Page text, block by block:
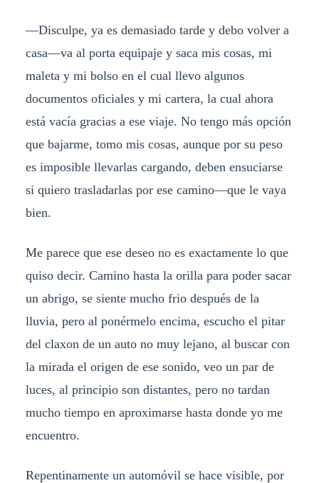
—Disculpe, ya es demasiado tarde y debo volver a
casa—va al porta equipaje y saca mis cosas, mi
maleta y mi bolso en el cual llevo algunos
documentos oficiales y mi cartera, la cual ahora
está vacía gracias a ese viaje. No tengo más opción
que bajarme, tomo mis cosas, aunque por su peso
es imposible llevarlas cargando, deben ensuciarse
si quiero trasladarlas por ese camino—que le vaya
bien.
Me parece que ese deseo no es exactamente lo que
quiso decir. Camino hasta la orilla para poder sacar
un abrigo, se siente mucho frio después de la
lluvia, pero al ponérmelo encima, escucho el pitar
del claxon de un auto no muy lejano, al buscar con
la mirada el origen de ese sonido, veo un par de
luces, al principio son distantes, pero no tardan
mucho tiempo en aproximarse hasta donde yo me
encuentro.
Repentinamente un automóvil se hace visible, por